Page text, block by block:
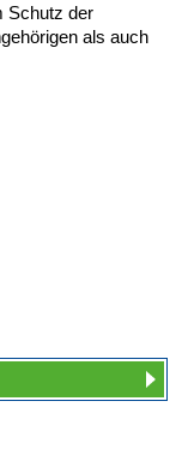
Schutz der
als auch